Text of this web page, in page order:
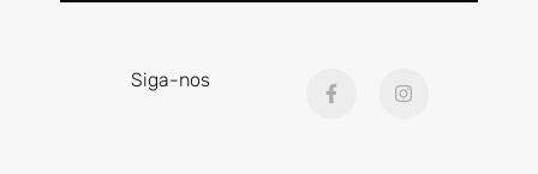
Siga-nos
a
n